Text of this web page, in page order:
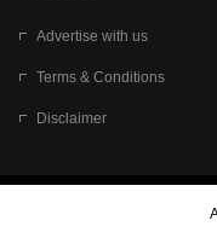
Advertise with us
Terms & Conditions
Disclaimer